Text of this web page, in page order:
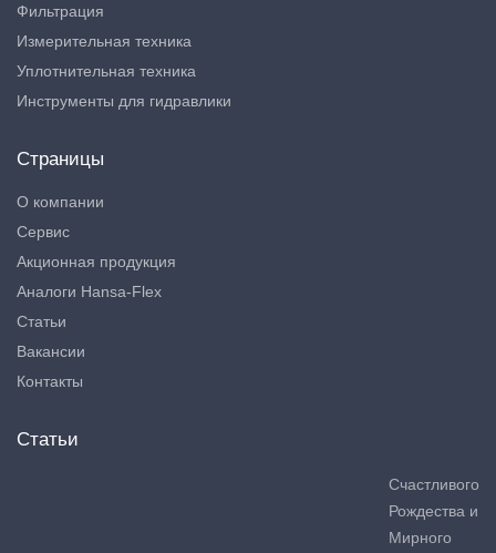
Фильтрация
Измерительная техника
Уплотнительная техника
Инструменты для гидравлики
Страницы
О компании
Сервис
Акционная продукция
Аналоги Hansa-Flex
Статьи
Вакансии
Контакты
Статьи
Счастливого
Рождества и
Мирного